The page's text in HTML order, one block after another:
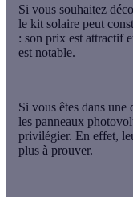
Si vous souhaitez
le kit solaire peut
: son prix est attractif
est notable.
Si vous êtes dans une
les panneaux
privilégier. En effet,
plus à prouver.